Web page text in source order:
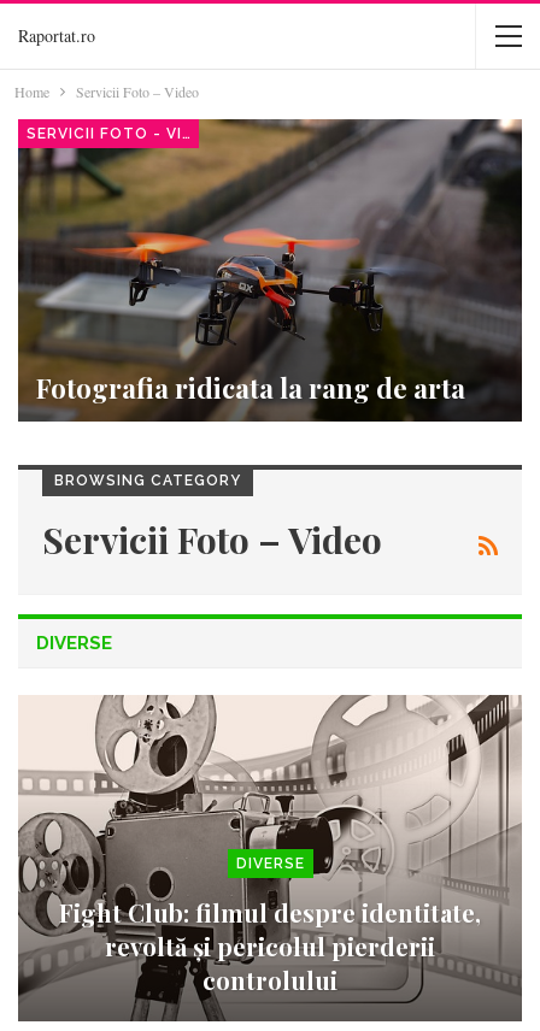
Raportat.ro
Home Servicii Foto – Video
SERVICII FOTO - VIDEO
Fotografia ridicata la rang de arta
BROWSING CATEGORY
Servicii Foto – Video
DIVERSE
DIVERSE
Fight Club: filmul despre identitate,
revoltă și pericolul pierderii
controlului